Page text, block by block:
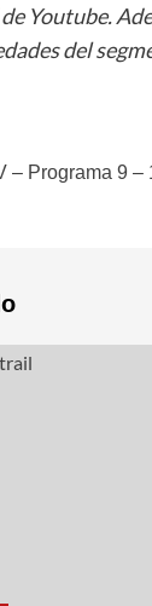
Youtube.
del
– Programa 9 –